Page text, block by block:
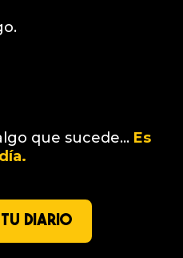
que sucede… Es
DIARIO